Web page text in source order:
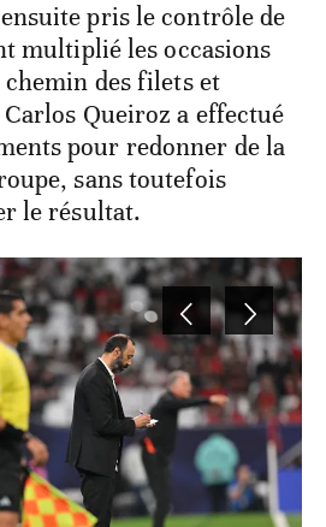
pris le contrôle de
multiplié les occasions
des filets et
Queiroz a effectué
pour redonner de la
sans toutefois
le résultat.